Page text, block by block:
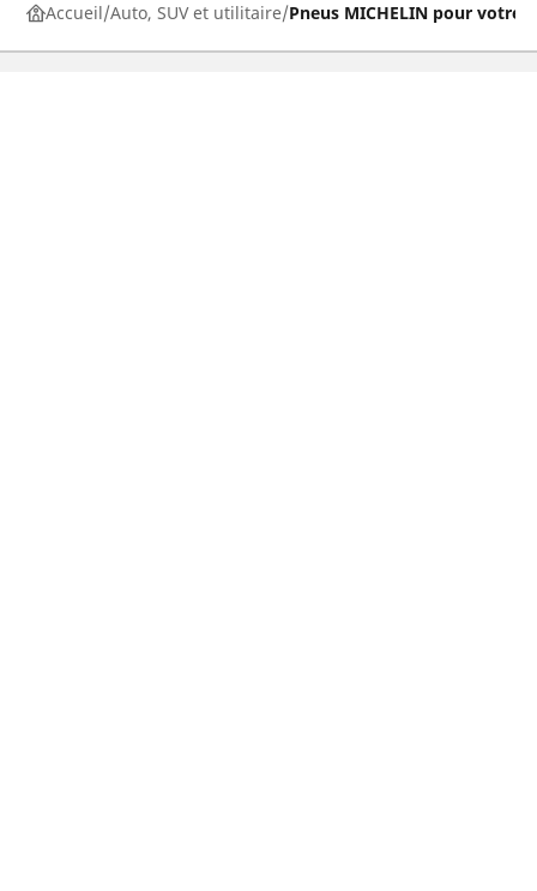
Accueil Auto, SUV et utilitaire Pneus MICHELIN pour votre